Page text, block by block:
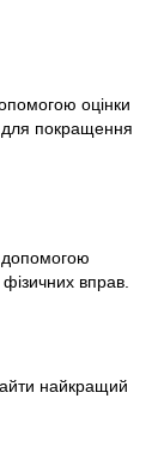
оцінки
для покращення
допомогою
вправ.
найкращий